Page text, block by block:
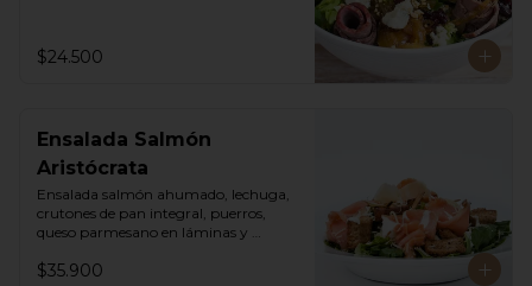
$24.500
Ensalada Salmón
Aristócrata
Ensalada salmón ahumado, lechuga,
crutones de pan integral, puerros,
queso parmesano en láminas y
$35.900